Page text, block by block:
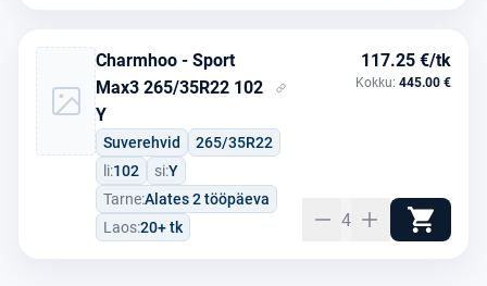
Charmhoo - Sport
Max3 265/35R22 102
Y
Suverehvid
265/35R22
li:102 si:Y
Tarne:Alates 2 tööpäeva
Laos:20+ tk
117.25 €/tk
Kokku: 445.00 €
4